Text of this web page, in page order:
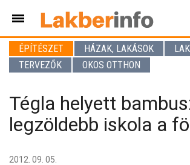
ÉPÍTÉSZET HÁZAK, LAKÁSOK
TERVEZŐK
OKOS OTTHON
Tégla helyett
legzöldebb iskola a
2012. 09. 05.